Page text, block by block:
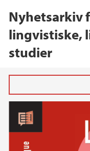
Nyhetsarkiv
lingvistiske,
studier